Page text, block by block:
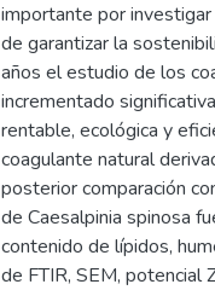
importante por
de garantizar la
años el estudio de los
incrementado
rentable, ecológica y
coagulante natural
posterior comparación
de Caesalpinia spinosa
contenido de lípidos,
de FTIR, SEM, potencial